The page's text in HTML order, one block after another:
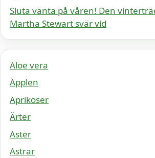
Sluta vänta på våren! Den
Martha Stewart svär vid
Aloe vera
Äpplen
Aprikoser
Ärter
Aster
Astrar